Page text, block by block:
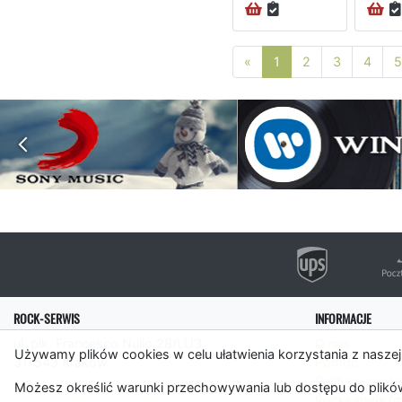
Używamy plików cookies w celu ułatwienia korzystania z
Możesz określić warunki przechowywania lub dostępu do
« Poprzednia strona
1 2 3 4 5
ROCK-SERWIS
31-543 Kraków
INFORMACJE
Pomoc
Polityka